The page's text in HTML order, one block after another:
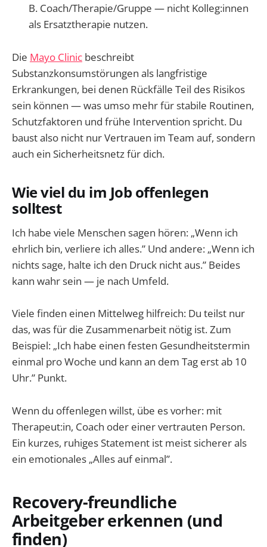
B. Coach/Therapie/Gruppe — nicht Kolleg:innen
als Ersatztherapie nutzen.
Die Mayo Clinic beschreibt
Substanzkonsumstörungen als langfristige
Erkrankungen, bei denen Rückfälle Teil des Risikos
sein können — was umso mehr für stabile Routinen,
Schutzfaktoren und frühe Intervention spricht. Du
baust also nicht nur Vertrauen im Team auf, sondern
auch ein Sicherheitsnetz für dich.
Wie viel du im Job offenlegen
solltest
Ich habe viele Menschen sagen hören: „Wenn ich
ehrlich bin, verliere ich alles.” Und andere: „Wenn ich
nichts sage, halte ich den Druck nicht aus.” Beides
kann wahr sein — je nach Umfeld.
Viele finden einen Mittelweg hilfreich: Du teilst nur
das, was für die Zusammenarbeit nötig ist. Zum
Beispiel: „Ich habe einen festen Gesundheitstermin
einmal pro Woche und kann an dem Tag erst ab 10
Uhr.” Punkt.
Wenn du offenlegen willst, übe es vorher: mit
Therapeut:in, Coach oder einer vertrauten Person.
Ein kurzes, ruhiges Statement ist meist sicherer als
ein emotionales „Alles auf einmal”.
Recovery-freundliche
Arbeitgeber erkennen (und
finden)